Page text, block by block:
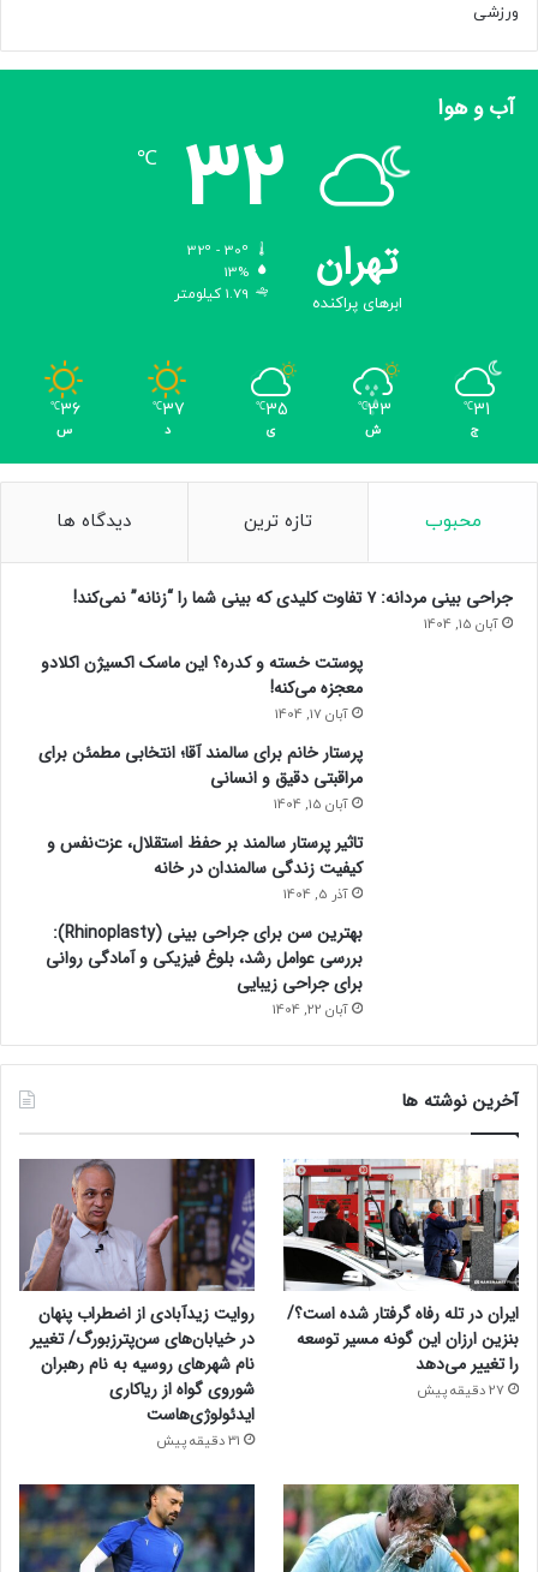
ورزشی
آب و هوا
تهران
ابرهای پراکنده
32
℃
13%
1.79 کیلومتر
31
℃
ج
33
℃
ش
35
℃
ی
37
℃
د
36
℃
س
محبوب تازه ترین دیدگاه ها
جراحی بینی مردانه: ۷ تفاوت کلیدی که بینی شما را “زنانه” نمی‌کند!
آبان 15, 1404
پوستت خسته و کدره؟ این ماسک اکسیژن اکلادو
معجزه می‌کنه!
آبان 17, 1404
پرستار خانم برای سالمند آقا؛ انتخابی مطمئن برای
مراقبتی دقیق و انسانی
آبان 15, 1404
تاثیر پرستار سالمند بر حفظ استقلال، عزت‌نفس و
کیفیت زندگی سالمندان در خانه
آذر 5, 1404
بهترین سن برای جراحی بینی (Rhinoplasty):
بررسی عوامل رشد، بلوغ فیزیکی و آمادگی روانی
برای جراحی زیبایی
آبان 22, 1404
آخرین نوشته ها
ایران در تله رفاه گرفتار شده است؟/
بنزین ارزان این گونه مسیر توسعه
را تغییر می‌دهد
27 دقیقه پیش
روایت زیدآبادی از اضطراب پنهان
در خیابان‌های سن‌پترزبورگ/ تغییر
نام شهرهای روسیه به نام رهبران
شوروی گواه از ریاکاری
ایدئولوژی‌هاست
31 دقیقه پیش